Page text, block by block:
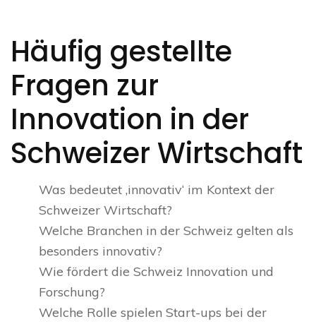
Häufig gestellte
Fragen zur
Innovation in der
Schweizer Wirtschaft
Was bedeutet ‚innovativ‘ im Kontext der
Schweizer Wirtschaft?
Welche Branchen in der Schweiz gelten als
besonders innovativ?
Wie fördert die Schweiz Innovation und
Forschung?
Welche Rolle spielen Start-ups bei der